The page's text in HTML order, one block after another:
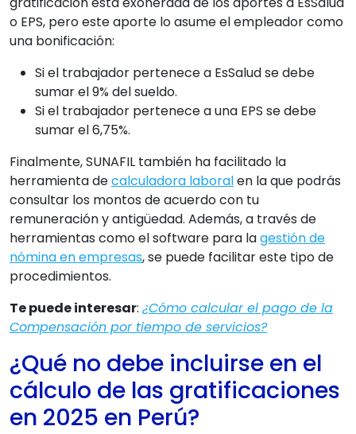
o EPS, pero este aporte lo asume el empleador como
una bonificación:
Si el trabajador pertenece a EsSalud se debe
sumar el 9% del sueldo.
Si el trabajador pertenece a una EPS se debe
sumar el 6,75%.
Finalmente, SUNAFIL también ha facilitado la
herramienta decalculadora laboralen la que podrás
consultar los montos de acuerdo con tu
remuneración y antigüedad. Además, a través de
herramientas como el software para lagestión de
nómina en empresas, se puede facilitar este tipo de
procedimientos.
Te puede interesar: ¿Cómo calcular el pago de la
Compensación por tiempo de servicios?
¿Qué no debe incluirse en el
cálculo de las gratificaciones
en 2025 en Perú?